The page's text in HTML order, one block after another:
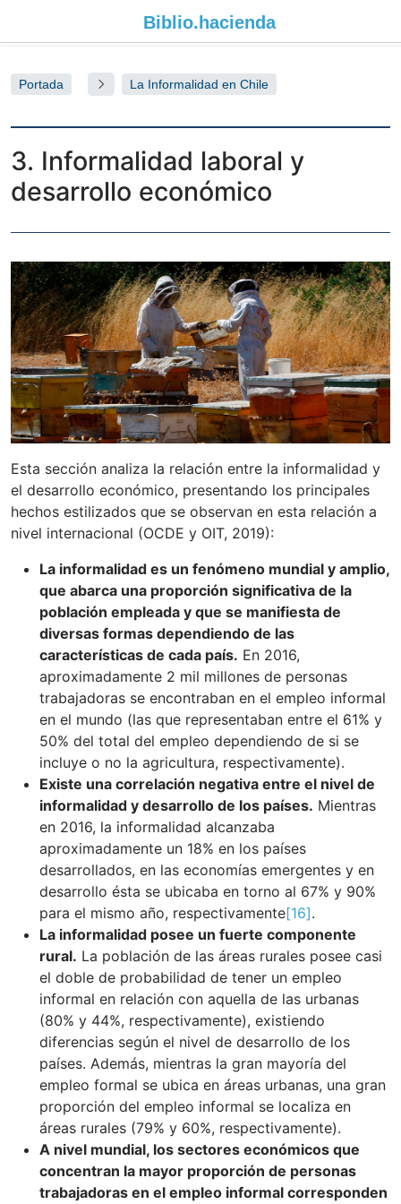
Biblio. hacienda
Portada La Informalidad en Chile
3. Informalidad laboral y
desarrollo económico
Esta sección analiza la relación entre la informalidad y
el desarrollo económico, presentando los principales
hechos estilizados que se observan en esta relación a
nivel internacional (OCDE y OIT, 2019):
La informalidad es un fenómeno mundial y amplio,
que abarca una proporción significativa de la
población empleada y que se manifiesta de
diversas formas dependiendo de las
características de cada país. En 2016,
aproximadamente 2 mil millones de personas
trabajadoras se encontraban en el empleo informal
en el mundo (las que representaban entre el 61% y
50% del total del empleo dependiendo de si se
incluye o no la agricultura, respectivamente).
Existe una correlación negativa entre el nivel de
informalidad y desarrollo de los países. Mientras
en 2016, la informalidad alcanzaba
aproximadamente un 18% en los países
desarrollados, en las economías emergentes y en
desarrollo ésta se ubicaba en torno al 67% y 90%
para el mismo año, respectivamente[16].
La informalidad posee un fuerte componente
rural. La población de las áreas rurales posee casi
el doble de probabilidad de tener un empleo
informal en relación con aquella de las urbanas
(80% y 44%, respectivamente), existiendo
diferencias según el nivel de desarrollo de los
países. Además, mientras la gran mayoría del
empleo formal se ubica en áreas urbanas, una gran
proporción del empleo informal se localiza en
áreas rurales (79% y 60%, respectivamente).
A nivel mundial, los sectores económicos que
concentran la mayor proporción de personas
trabajadoras en el empleo informal corresponden